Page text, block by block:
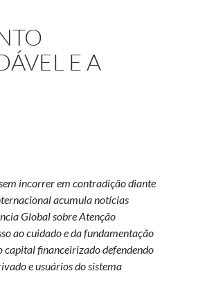
E A
incorrer em contradição diante
acumula notícias
Global sobre Atenção
ao cuidado e da fundamentação
capital financeirizado defendendo
e usuários do sistema
vida saudável e a qual bem estar nos levam?